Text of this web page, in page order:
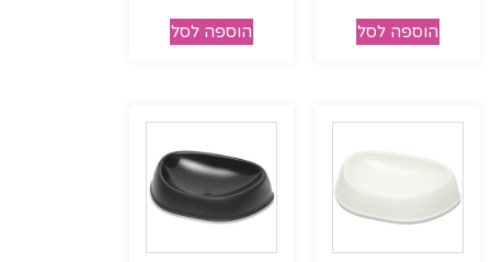
הוספה לסל הוספה לסל